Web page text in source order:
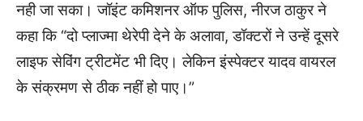
नही जा सका। जॉइंट कमिशनर ऑफ पुलिस, नीरज ठाकुर ने
कहा कि “दो प्लाज्मा थेरेपी देने के अलावा, डॉक्टरों ने उन्हें दूसरे
लाइफ सेविंग ट्रीटमेंट भी दिए। लेकिन इंस्पेक्टर यादव वायरल
के संक्रमण से ठीक नहीं हो पाए।”